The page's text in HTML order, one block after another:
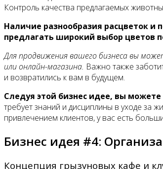
Контроль качества предлагаемых
Наличие разнообразия расцветок
предлагать широкий выбор цветов
Для продвижения вашего бизнеса вы
или онлайн-магазина. Важно также
и возвратились к вам в будущем.
Следуя этой бизнес идее, вы
требует знаний и дисциплины в уходе за
привлечением клиентов, у вас есть
Бизнес идея #4:
Концепция грызуновых кафе и